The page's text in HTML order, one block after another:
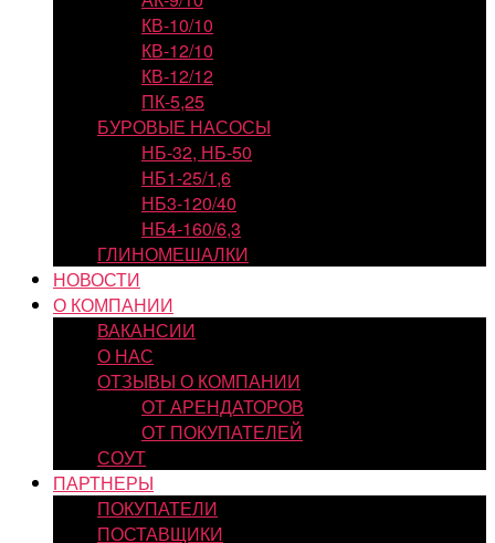
КВ-10/10
КВ-12/10
КВ-12/12
ПК-5,25
БУРОВЫЕ НАСОСЫ
НБ-32, НБ-50
НБ1-25/1,6
НБ3-120/40
НБ4-160/6,3
ГЛИНОМЕШАЛКИ
НОВОСТИ
О КОМПАНИИ
ВАКАНСИИ
О НАС
ОТЗЫВЫ О КОМПАНИИ
ОТ АРЕНДАТОРОВ
ОТ ПОКУПАТЕЛЕЙ
СОУТ
ПАРТНЕРЫ
ПОКУПАТЕЛИ
ПОСТАВЩИКИ